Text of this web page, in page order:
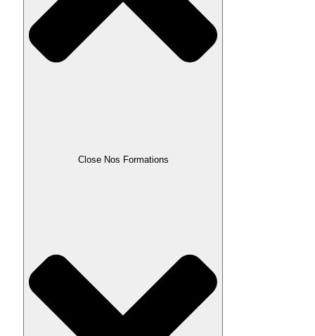
Close Nos Formations